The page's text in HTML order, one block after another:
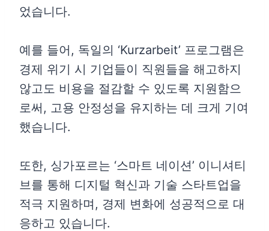
었습니다.
예를 들어, 독일의 ‘Kurzarbeit’ 프로그램은
경제 위기 시 기업들이 직원들을 해고하지
않고도 비용을 절감할 수 있도록 지원함으
로써, 고용 안정성을 유지하는 데 크게 기여
했습니다.
또한, 싱가포르는 ‘스마트 네이션’ 이니셔티
브를 통해 디지털 혁신과 기술 스타트업을
적극 지원하며, 경제 변화에 성공적으로 대
응하고 있습니다.